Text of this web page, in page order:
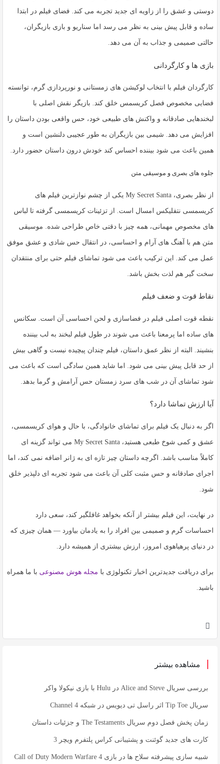
دوستی و عشق را از زاویه ای جدید تجربه می کند. فضای فیلم در ابتدا
ساده و قابل پیش بینی به نظر می رسد اما سناریو و بازی بازیگران،
حالتی صمیمی و جذاب به آن می دهد.
بازی ها و کارگردانی
کارگردان فیلم با انتخاب لوکیشن های زمستانی و نورپردازی گرم، توانسته
فضایی مخصوص فصل کریسمس خلق کند. بازیگر نقش اصلی با
لبخندهایی صادقانه و واکنش های طبیعی خود، حس واقعی بودن داستان را
افزایش می دهد. شیمی بین بازیگران به طور عجیبی دلنشین است و
همین باعث می شود بیننده احساس کند خودش درون داستان حضور دارد.
جلوه های بصری و موسیقی متن
از نظر بصری، My Secret Santa یکی از چشم نوازترین فیلم های
کریسمسی نتفلیکس امسال است. از تزئینات کریسمسی گرفته تا لباس
های مخصوص مهمانی، همه چیز با دقتی خاص طراحی شده. موسیقی
متن هم با آهنگ های آرام و احساسی، در انتقال حس شادی و عشق موفق
عمل می کند. این ترکیب باعث می شود تماشای فیلم حتی برای منتقدان
سخت گیر هم لذت بخش باشد.
نقاط قوت و ضعف فیلم
نقطه قوت اصلی فیلم در فضاسازی و لحن احساسی آن است. سکانس
های ساده اما پرمعنا باعث می شوند در طول فیلم لبخند به لب بیننده
بنشیند. البته از نظر عمق داستان، فیلم چندان پیچیده نیست و گاهی بیش
از حد قابل پیش بینی می شود. اما شاید همین سادگی است که باعث می
شود تماشای آن در شب های سرد زمستان حس آرامش و گرما بدهد.
آیا ارزش تماشا دارد؟
اگر به دنبال یک فیلم برای تماشای خانوادگی، با حال و هوای کریسمسی،
عشق و کمی شوخ طبعی هستید، My Secret Santa می تواند گزینه ای
کاملاً مناسب باشد. اگرچه داستان چیز تازه ای به ژانر اضافه نمی کند، اما
اجرای صادقانه و حس مثبت کلی آن باعث می شود تجربه ای دلپذیر خلق
شود.
در نهایت، این فیلم بیشتر از آنکه بخواهد غافلگیر کند، سعی دارد
احساسات گرم و صمیمی بین افراد را به یادمان بیاورد — همان چیزی که
در دنیای پرهیاهوی امروز، ارزش بیشتری از همیشه دارد.
برای دریافت جدیدترین اخبار تکنولوژی با مجله هوش مصنوعی با ما همراه
باشید.
مشاهده بیشتر
بررسی سریال Alice and Steve در Hulu با بازی نیکولا واکر
سریال Tip Toe اثر راسل تی دیویس در شبکه Channel 4
زمان پخش فصل دوم سریال The Testaments و جزئیات داستان
کارت های جدید گوئنت و پشتیبانی کراس پلتفرم ویچر 3
شبیه سازی پیشرفته سلاح ها در بازی Call of Duty Modern Warfare 4